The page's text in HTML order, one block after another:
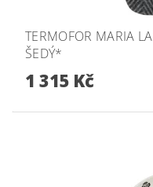
TERMOFOR MARIA
ŠEDÝ*
1 315 Kč